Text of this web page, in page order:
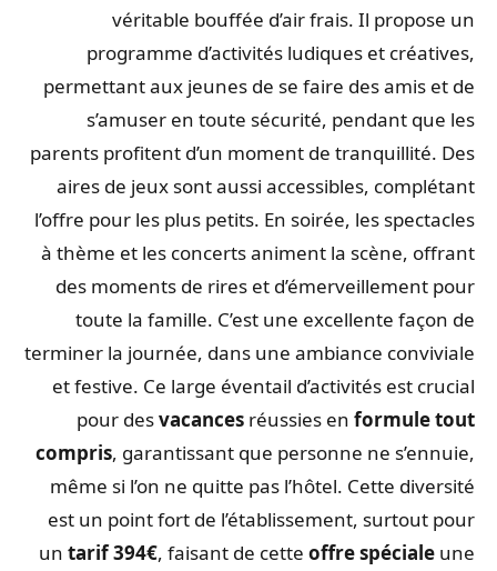
véritable bouffée d’air frais. Il propose un
programme d’activités ludiques et créatives,
permettant aux jeunes de se faire des amis et de
s’amuser en toute sécurité, pendant que les
parents profitent d’un moment de tranquillité. Des
aires de jeux sont aussi accessibles, complétant
l’offre pour les plus petits. En soirée, les spectacles
à thème et les concerts animent la scène, offrant
des moments de rires et d’émerveillement pour
toute la famille. C’est une excellente façon de
terminer la journée, dans une ambiance conviviale
et festive. Ce large éventail d’activités est crucial
pour desvacances réussies enformule tout
compris , garantissant que personne ne s’ennuie,
même si l’on ne quitte pas l’hôtel. Cette diversité
est un point fort de l’établissement, surtout pour
untarif 394€ , faisant de cetteoffre spéciale une